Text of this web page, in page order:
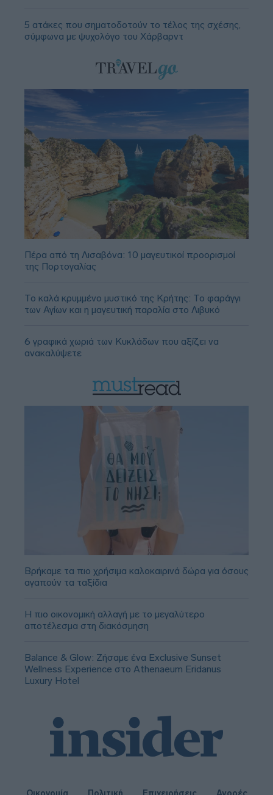
5 ατάκες που σηματοδοτούν το τέλος της σχέσης,
σύμφωνα με ψυχολόγο του Χάρβαρντ
Πέρα από τη Λισαβόνα: 10 μαγευτικοί προορισμοί
της Πορτογαλίας
Το καλά κρυμμένο μυστικό της Κρήτης: Το φαράγγι
των Αγίων και η μαγευτική παραλία στο Λιβυκό
6 γραφικά χωριά των Κυκλάδων που αξίζει να
ανακαλύψετε
Βρήκαμε τα πιο χρήσιμα καλοκαιρινά δώρα για όσους
αγαπούν τα ταξίδια
Η πιο οικονομική αλλαγή με το μεγαλύτερο
αποτέλεσμα στη διακόσμηση
Balance & Glow: Ζήσαμε ένα Exclusive Sunset
Wellness Experience στο Athenaeum Eridanus
Luxury Hotel